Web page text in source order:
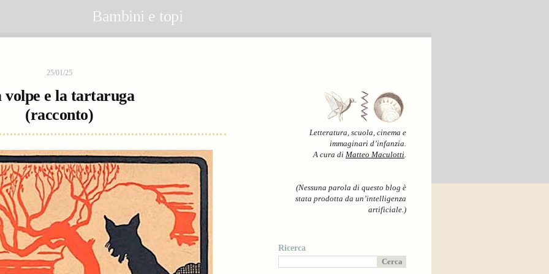
Bambini e topi
25/01/25
volpe e la tartaruga
(racconto)
Letteratura, scuola, cinema e
immaginari d’infanzia.
A cura di Matteo Maculotti.
(Nessuna parola di questo blog è
stata prodotta da un’intelligenza
artificiale.)
Ricerca